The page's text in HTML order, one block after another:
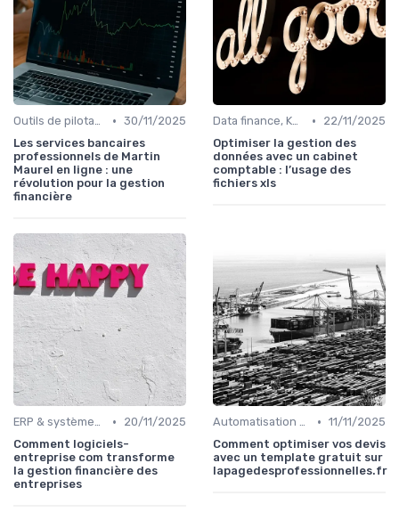
Outils de pilotage financier & EPM • 30/11/2025
Les services bancaires
professionnels de Martin
Maurel en ligne : une
révolution pour la gestion
financière
Data finance, KPI & reporting •
22/11/2025
Optimiser la gestion des
données avec un cabinet
comptable : l’usage des
fichiers xls
ERP & systèmes financiers •
20/11/2025
Comment logiciels-
entreprise com transforme
la gestion financière des
entreprises
Automatisation des processus financiers • 11/11/2025
Comment optimiser vos devis
avec un template gratuit sur
lapagedesprofessionnelles.fr